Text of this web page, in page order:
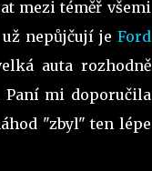
mezi téměř všemi
nepůjčují je Ford
auta rozhodně
Paní mi doporučila
"zbyl" ten lépe